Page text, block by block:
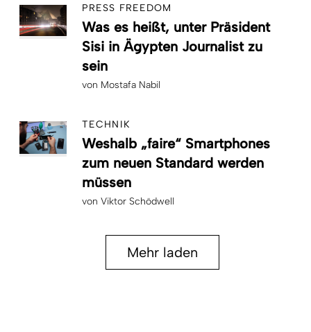
PRESS FREEDOM
Was es heißt, unter Präsident
Sisi in Ägypten Journalist zu
sein
von Mostafa Nabil
TECHNIK
Weshalb „faire“ Smartphones
zum neuen Standard werden
müssen
von Viktor Schödwell
Mehr laden